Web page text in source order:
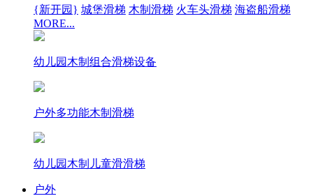
{新开园} 城堡滑梯 木制滑梯 火车头滑梯 海盗船滑梯
MORE...
幼儿园木制组合滑梯设备
户外多功能木制滑梯
幼儿园木制儿童滑滑梯
户外